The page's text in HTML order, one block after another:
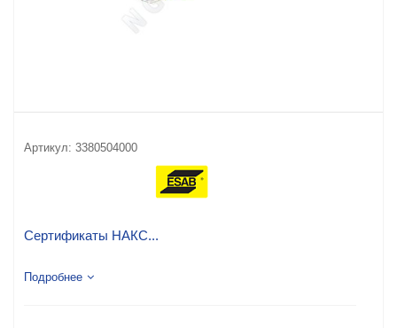
Артикул: 3380504000
Сертификаты НАКС...
Подробнее